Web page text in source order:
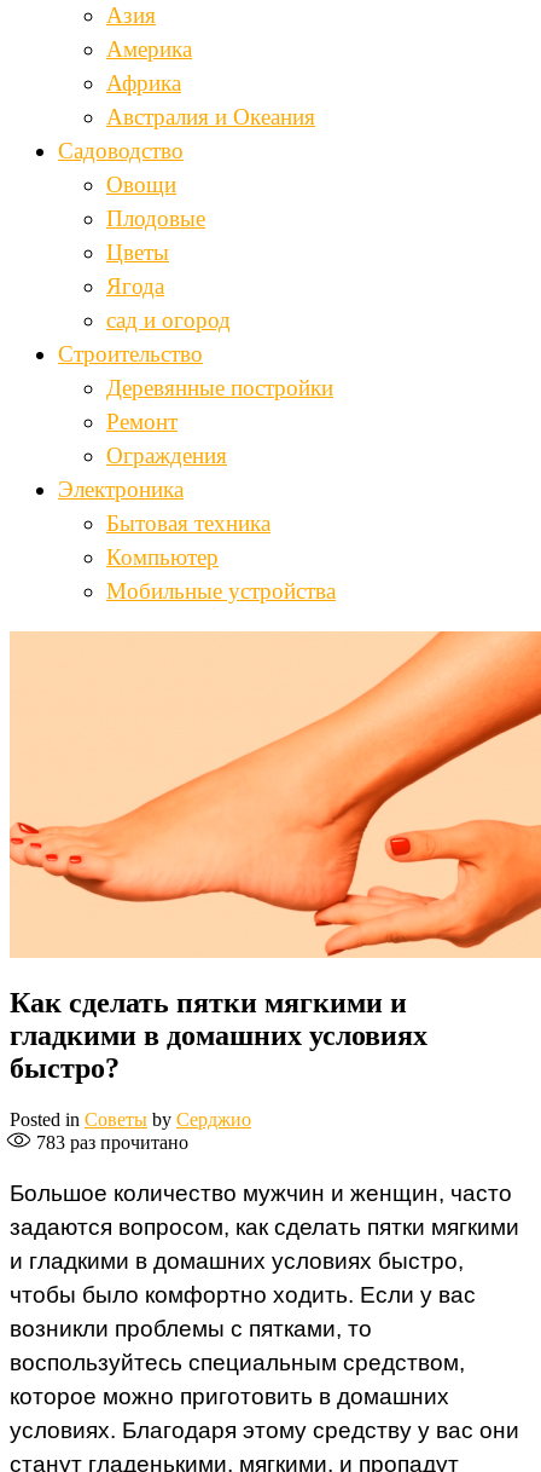
Азия
Америка
Африка
Австралия и Океания
Садоводство
Овощи
Плодовые
Цветы
Ягода
сад и огород
Строительство
Деревянные постройки
Ремонт
Ограждения
Электроника
Бытовая техника
Компьютер
Мобильные устройства
Как сделать пятки мягкими и
гладкими в домашних условиях
быстро?
Posted in Советы by Серджио
783 раз прочитано
Большое количество мужчин и женщин, часто
задаются вопросом, как сделать пятки мягкими
и гладкими в домашних условиях быстро,
чтобы было комфортно ходить. Если у вас
возникли проблемы с пятками, то
воспользуйтесь специальным средством,
которое можно приготовить в домашних
условиях. Благодаря этому средству у вас они
станут гладенькими, мягкими, и пропадут